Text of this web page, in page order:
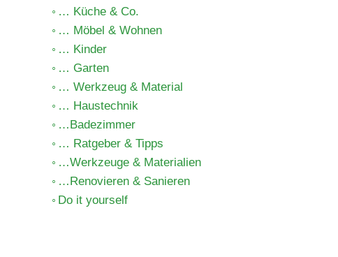
… Küche & Co.
… Möbel & Wohnen
… Kinder
… Garten
… Werkzeug & Material
… Haustechnik
…Badezimmer
… Ratgeber & Tipps
…Werkzeuge & Materialien
…Renovieren & Sanieren
Do it yourself